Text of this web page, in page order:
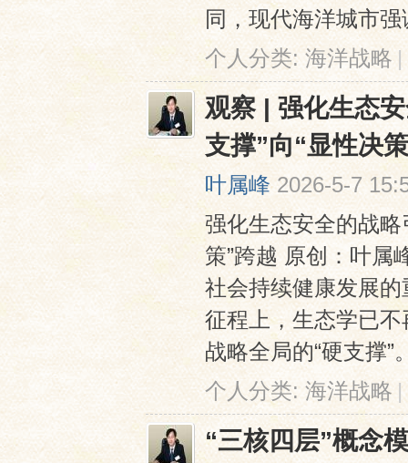
同，现代海洋城市
个人分类:海洋战略 |
观察 | 强化生态
支撑”向“显性决
叶属峰 2026-5-7
强化生态安全的战略
策”跨越 原创：叶属
社会持续健康发展
征程上，生态学已不
战略全局的“硬支撑
个人分类: 海洋战略 |
“三核四层”概念